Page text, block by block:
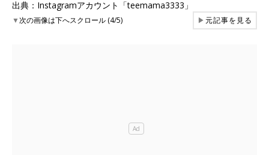
出典：Instagramアカウント「teemama3333」
▼次の画像は下へスクロール (4/5) ▶元記事を見る